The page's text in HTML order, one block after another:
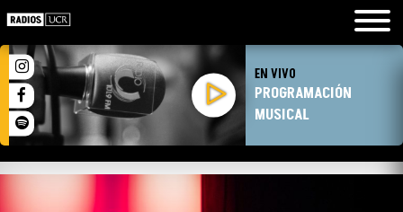
EN VIVO
PROGRAMACIÓN
MUSICAL